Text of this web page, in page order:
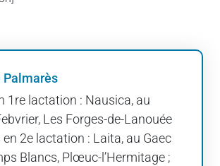
Palmarès
1re lactation : Nausica, au
Les Forges-de-Lanouée
en 2e lactation : Laita, au Gaec
Blancs, Plœuc-l’Hermitage ;